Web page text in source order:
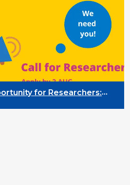
for Researchers: